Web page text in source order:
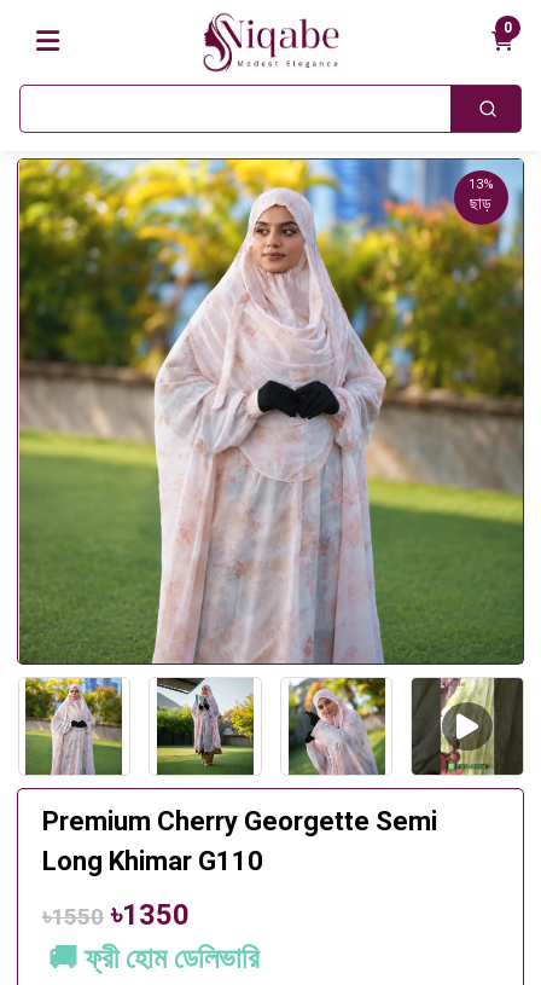
0
13%
ছাড়
Premium Cherry Georgette Semi
Long Khimar G110
৳1550 ৳1350
🚚 ফ্রী হোম ডেলিভারি